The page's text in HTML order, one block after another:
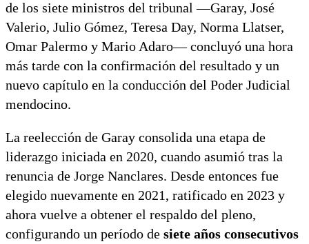
de los siete ministros del tribunal —Garay, José
Valerio, Julio Gómez, Teresa Day, Norma Llatser,
Omar Palermo y Mario Adaro— concluyó una hora
más tarde con la confirmación del resultado y un
nuevo capítulo en la conducción del Poder Judicial
mendocino.
La reelección de Garay consolida una etapa de
liderazgo iniciada en 2020, cuando asumió tras la
renuncia de Jorge Nanclares. Desde entonces fue
elegido nuevamente en 2021, ratificado en 2023 y
ahora vuelve a obtener el respaldo del pleno,
configurando un período de siete años consecutivos